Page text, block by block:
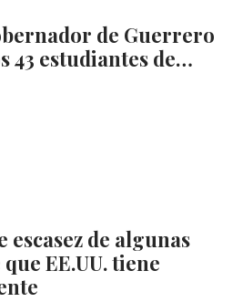
de Guerrero
43 estudiantes de…
de algunas
EE.UU. tiene